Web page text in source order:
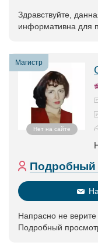
Здравствуйте,
информативна для
Магистр
Нет на сайте
Напрасно не
Подробный